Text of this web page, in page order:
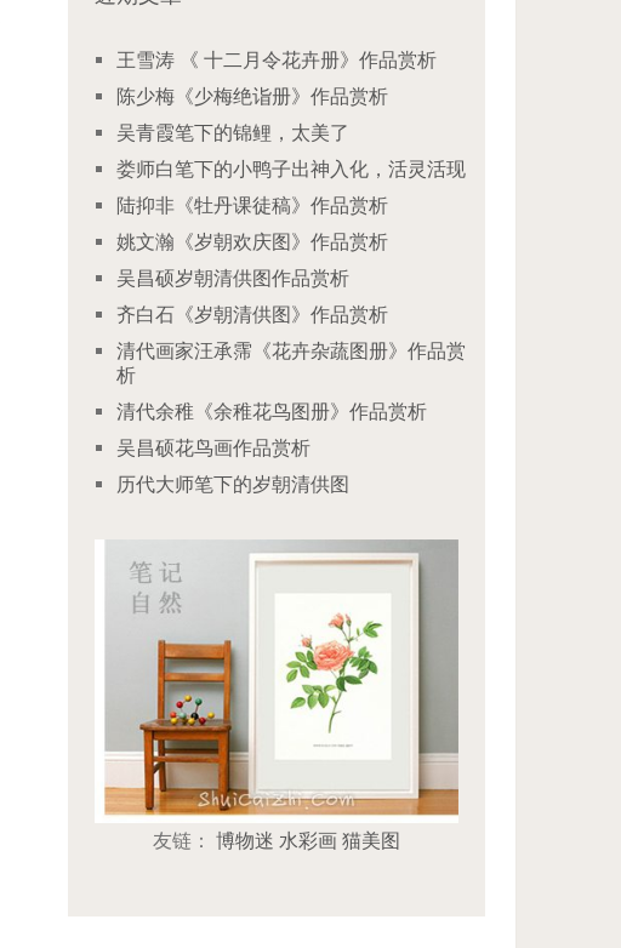
王雪涛 《 十二月令花卉册》作品赏析
陈少梅《少梅绝诣册》作品赏析
吴青霞笔下的锦鲤，太美了
娄师白笔下的小鸭子出神入化，活灵活现
陆抑非《牡丹课徒稿》作品赏析
姚文瀚《岁朝欢庆图》作品赏析
吴昌硕岁朝清供图作品赏析
齐白石《岁朝清供图》作品赏析
清代画家汪承霈《花卉杂蔬图册》作品赏
析
清代余稚《余稚花鸟图册》作品赏析
吴昌硕花鸟画作品赏析
历代大师笔下的岁朝清供图
友链：博物迷 水彩画 猫美图